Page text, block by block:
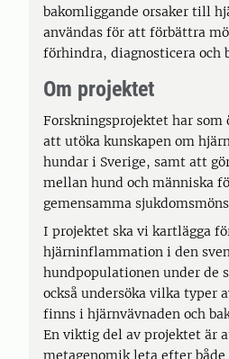
bakomliggande orsaker till
användas för att förbättra
förhindra, diagnosticera och
Om projektet
Forskningsprojektet har som
att utöka kunskapen om
hundar i Sverige, samt att
mellan hund och människa
gemensamma
I projektet ska vi kartlägga
hjärninflammation i den
hundpopulationen under de
också undersöka vilka typer
finns i hjärnvävnaden och
En viktig del av projektet är
metagenomik leta efter